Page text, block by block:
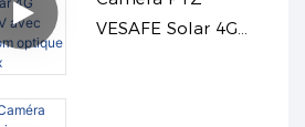
VESAFE Solar 4G